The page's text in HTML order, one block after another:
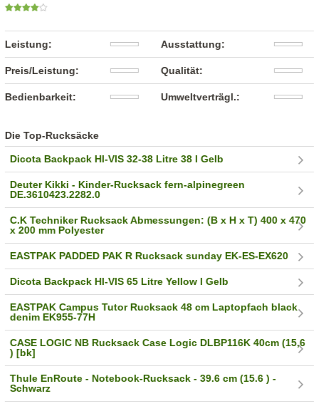
Leistung: Ausstattung:
Preis/Leistung: Qualität:
Bedienbarkeit: Umweltverträgl.:
Die Top-Rucksäcke
Dicota Backpack HI-VIS 32-38 Litre 38 l Gelb
Deuter Kikki - Kinder-Rucksack fern-alpinegreen
DE.3610423.2282.0
C.K Techniker Rucksack Abmessungen: (B x H x T) 400 x 470
x 200 mm Polyester
EASTPAK PADDED PAK R Rucksack sunday EK-ES-EX620
Dicota Backpack HI-VIS 65 Litre Yellow l Gelb
EASTPAK Campus Tutor Rucksack 48 cm Laptopfach black
denim EK955-77H
CASE LOGIC NB Rucksack Case Logic DLBP116K 40cm (15,6
) [bk]
Thule EnRoute - Notebook-Rucksack - 39.6 cm (15.6 ) -
Schwarz